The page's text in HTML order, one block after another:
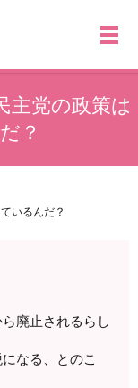
メ
主党の政策は
？
いるんだ？
廃止されるらし
なる、とのこ